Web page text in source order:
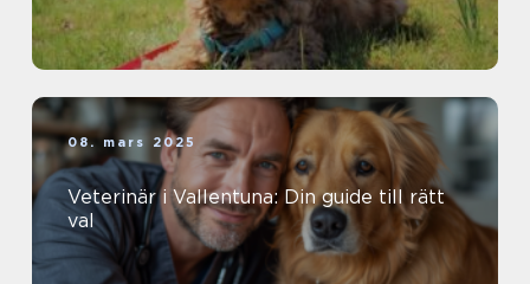
08. mars 2025
Veterinär i Vallentuna: Din guide till rätt
val